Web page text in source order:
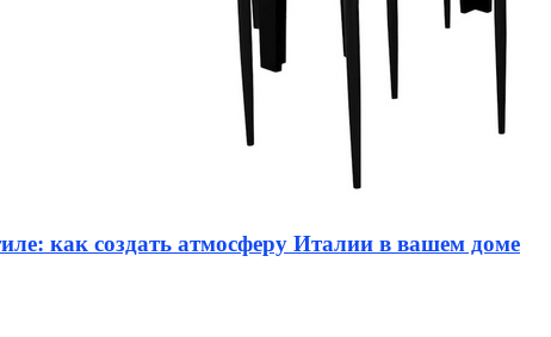
как создать атмосферу Италии в вашем доме